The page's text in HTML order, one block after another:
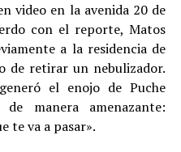
video en la avenida 20 de
con el reporte, Matos
a la residencia de
de retirar un nebulizador.
el enojo de Puche
manera amenazante:
te va a pasar».